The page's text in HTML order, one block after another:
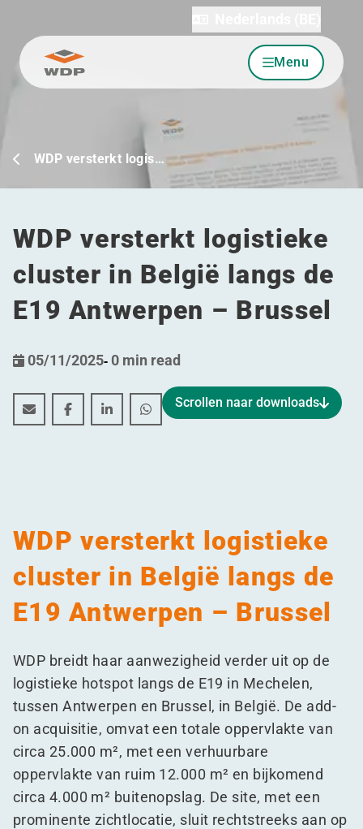
Ga naar inhoud Menu
WDP versterkt logis…
WDP versterkt logistieke
cluster in België langs de
E19 Antwerpen – Brussel
05/11/2025- 0 min read
WDP versterkt logistieke cluster in België langs de
WDP versterkt logistieke cluster in België langs
WDP versterkt logistieke cluster in België
WDP versterkt logistieke cluster in
Scrollen naar downloads
WDP versterkt logistieke
cluster in België langs de
E19 Antwerpen – Brussel
WDP breidt haar aanwezigheid verder uit op de
logistieke hotspot langs de E19 in Mechelen,
tussen Antwerpen en Brussel, in België. De add-
on acquisitie, omvat een totale oppervlakte van
circa 25.000 m², met een verhuurbare
oppervlakte van ruim 12.000 m² en bijkomend
circa 4.000 m² buitenopslag. De site, met een
prominente zichtlocatie, sluit rechtstreeks aan op